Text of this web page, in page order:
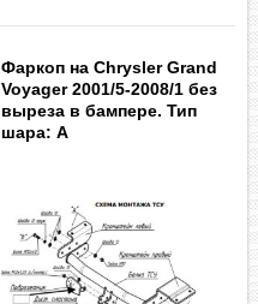
Фаркоп на Chrysler Grand
Voyager 2001/5-2008/1 без
выреза в бампере. Тип
шара: A